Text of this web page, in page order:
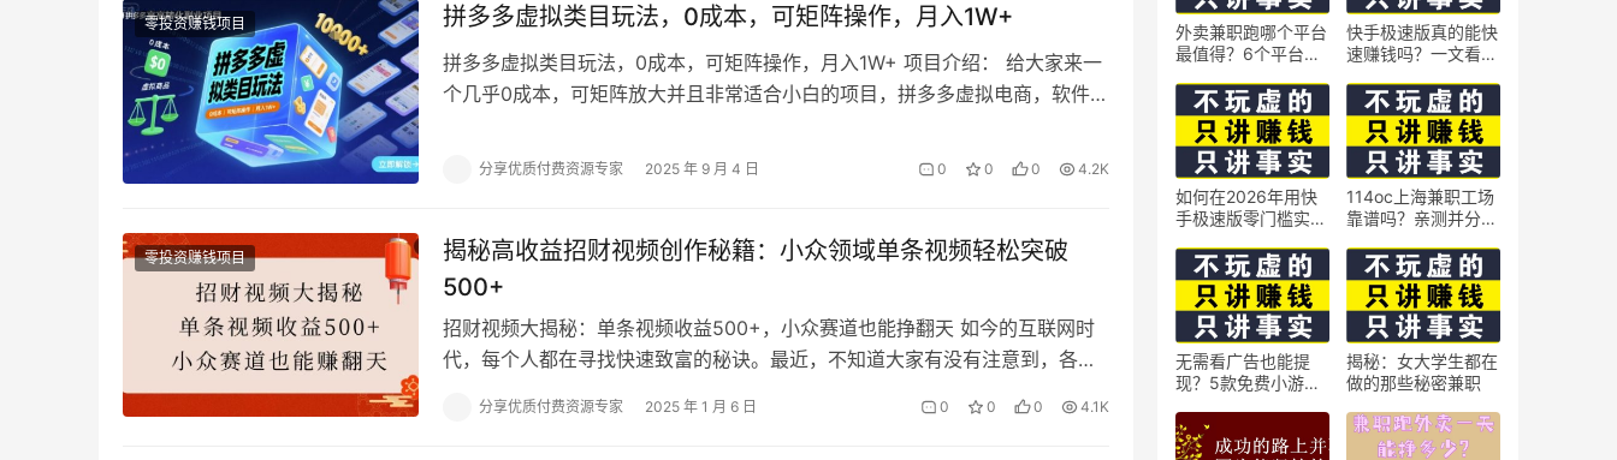
零投资赚钱项目 拼多多虚拟类目玩法，0成本，可矩阵操作，月入1W+
拼多多虚拟类目玩法，0成本，可矩阵操作，月入1W+ 项目介绍： 给大家来一
个几乎0成本，可矩阵放大并且非常适合小白的项目，拼多多虚拟电商，软件发
分享优质付费资源专家 2025 年 9 月 4 日 0 0 0 4.2K
零投资赚钱项目
揭秘高收益招财视频创作秘籍：小众领域单条视频轻松突破
500+
招财视频大揭秘：单条视频收益500+，小众赛道也能挣翻天 如今的互联网时
代，每个人都在寻找快速致富的秘诀。最近，不知道大家有没有注意到，各大
分享优质付费资源专家 2025 年 1 月 6 日 0 0 0 4.1K
外卖兼职跑哪个平台
最值得？6个平台实
快手极速版真的能快
速赚钱吗？一文看懂
如何在2026年用快
手极速版零门槛实现
技巧
114oc上海兼职工场
靠谱吗？亲测并分享
无需看广告也能提
现？5款免费小游戏
揭秘：女大学生都在
做的那些秘密兼职